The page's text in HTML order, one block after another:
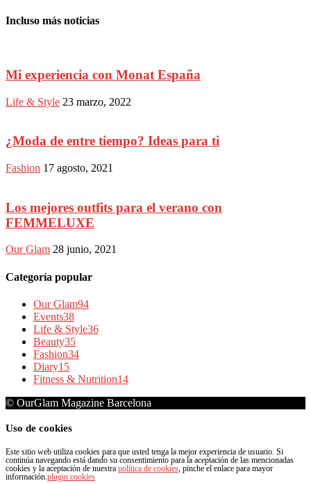
Incluso más noticias
Mi experiencia con Monat España
Life & Style 23 marzo, 2022
¿Moda de entre tiempo? Ideas para ti
Fashion 17 agosto, 2021
Los mejores outfits para el verano con
FEMMELUXE
Our Glam 28 junio, 2021
Categoría popular
Our Glam94
Events38
Life & Style36
Beauty35
Fashion34
Diary15
Fitness & Nutrition14
© OurGlam Magazine Barcelona
Uso de cookies
Este sitio web utiliza cookies para que usted tenga la mejor experiencia de usuario. Si
continúa navegando está dando su consentimiento para la aceptación de las mencionadas
cookies y la aceptación de nuestra política de cookies, pinche el enlace para mayor
información.plugin cookies